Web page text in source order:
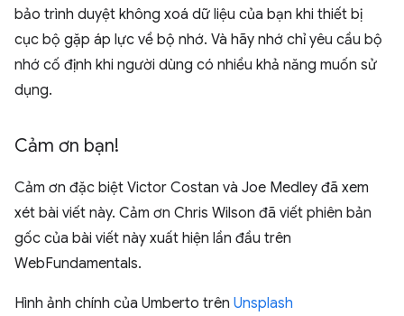
bảo trình duyệt không xoá dữ liệu của bạn khi thiết bị
cục bộ gặp áp lực về bộ nhớ. Và hãy nhớ chỉ yêu cầu bộ
nhớ cố định khi người dùng có nhiều khả năng muốn sử
dụng.
Cảm ơn bạn!
Cảm ơn đặc biệt Victor Costan và Joe Medley đã xem
xét bài viết này. Cảm ơn Chris Wilson đã viết phiên bản
gốc của bài viết này xuất hiện lần đầu trên
WebFundamentals.
Hình ảnh chính của Umberto trên Unsplash